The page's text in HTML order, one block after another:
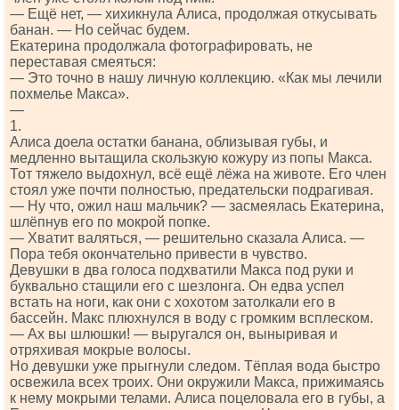
— Ещё нет, — хихикнула Алиса, продолжая откусывать
банан. — Но сейчас будем.
Екатерина продолжала фотографировать, не
переставая смеяться:
— Это точно в нашу личную коллекцию. «Как мы лечили
похмелье Макса».
—
1.
Алиса доела остатки банана, облизывая губы, и
медленно вытащила скользкую кожуру из попы Макса.
Тот тяжело выдохнул, всё ещё лёжа на животе. Его член
стоял уже почти полностью, предательски подрагивая.
— Ну что, ожил наш мальчик? — засмеялась Екатерина,
шлёпнув его по мокрой попке.
— Хватит валяться, — решительно сказала Алиса. —
Пора тебя окончательно привести в чувство.
Девушки в два голоса подхватили Макса под руки и
буквально стащили его с шезлонга. Он едва успел
встать на ноги, как они с хохотом затолкали его в
бассейн. Макс плюхнулся в воду с громким всплеском.
— Ах вы шлюшки! — выругался он, выныривая и
отряхивая мокрые волосы.
Но девушки уже прыгнули следом. Тёплая вода быстро
освежила всех троих. Они окружили Макса, прижимаясь
к нему мокрыми телами. Алиса поцеловала его в губы, а